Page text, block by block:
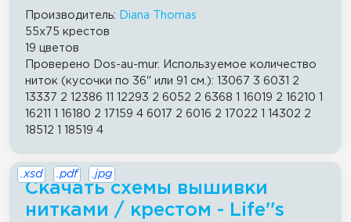
Производитель:
Diana Thomas
55x75 крестов
19 цветов
Проверено Dos-au-mur. Используемое количество
ниток (кусочки по 36" или 91 см.): 13067 3 6031 2
13337 2 12386 11 12293 2 6052 2 6368 1 16019 2 16210 1
16211 1 16180 2 17159 4 6017 2 6016 2 17022 1 14302 2
18512 1 18519 4
Скачать схемы вышивки
нитками / крестом - Life''s
.xsd .pdf .jpg